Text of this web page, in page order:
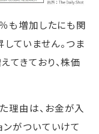
も増加したにも関
ていません。つま
てきており、株価
理由は、お金が入
ンがついていけて